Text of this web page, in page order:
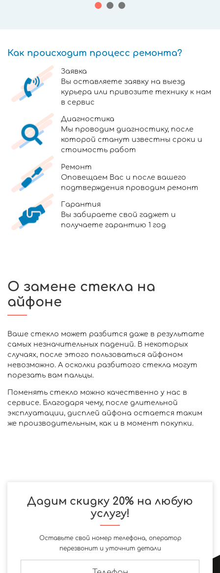
Как происходит процесс ремонта?
Заявка
Вы оставляете заявку на выезд
курьера или привозите технику к нам
в сервис
Диагностика
Мы проводим диагностику, после
которой станут известны сроки и
стоимость работ
Ремонт
Оповещаем Вас и после вашего
подтверждения проводим ремонт
Гарантия
Вы забираете свой гаджет и
получаете гарантию 1 год
О замене стекла на
айфоне
Ваше стекло может разбится даже в результате
самых незначительных падений. В некоторых
случаях, после этого пользоваться айфоном
невозможно. А осколки разбитого стекла могут
порезать вам пальцы.
Поменять стекло можно качественно у нас в
сервисе. Благодаря чему, после длительной
эксплуатации, дисплей айфона остается таким
же производительным, как и в момент покупки.
Дадим скидку 20% на любую
услугу!
Оставьте свой номер телефона, оператор
перезвонит и уточнит детали